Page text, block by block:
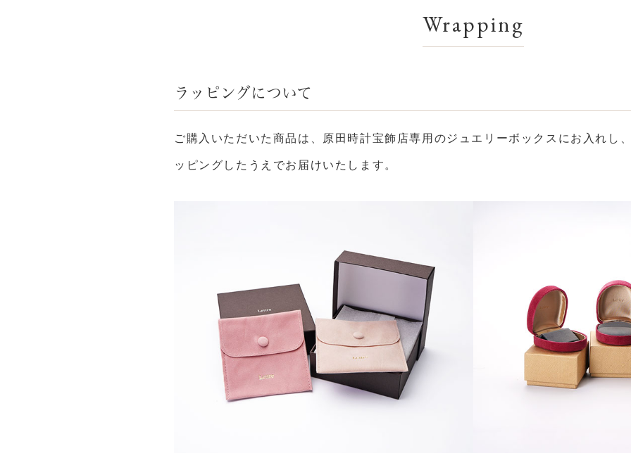
Wrapping
ラッピングについて
ご購入いただいた商品は、原田時計宝飾店専用のジュエリーボックスにお入れし
ッピングしたうえでお届けいたします。